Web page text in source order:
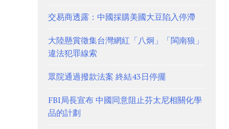
交易商透露：中國採購美國大豆陷入停滯
大陸懸賞徵集台灣網紅「八炯」「閩南狼」
違法犯罪線索
眾院通過撥款法案 終結43日停擺
FBI局長宣布 中國同意阻止芬太尼相關化學
品的計劃